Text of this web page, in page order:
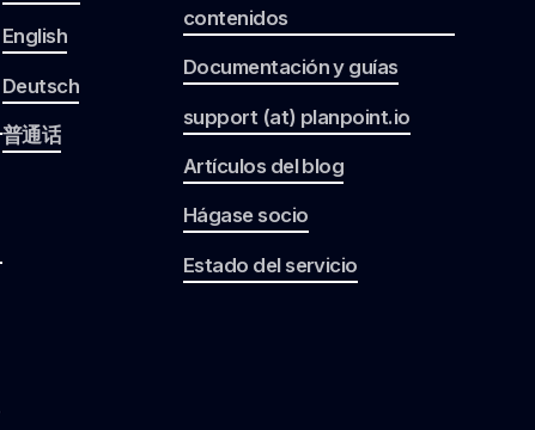
English
Deutsch
普通话
contenidos
Documentación y guías
support (at) planpoint.io
Artículos del blog
Hágase socio
Estado del servicio